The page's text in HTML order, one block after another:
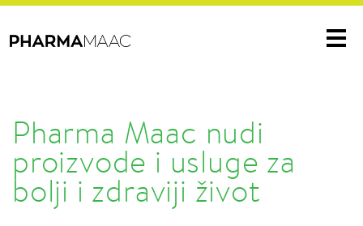
Pharma Maac nudi
proizvode i usluge za
bolji i zdraviji život